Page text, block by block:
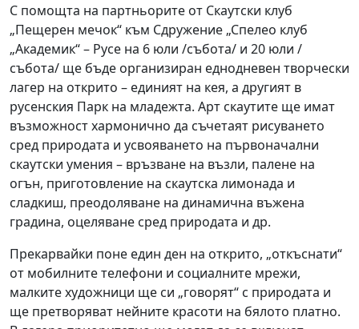
С помощта на партньорите от Скаутски клуб
„Пещерен мечок“ към Сдружение „Спелео клуб
„Академик“ – Русе на 6 юли /събота/ и 20 юли /
събота/ ще бъде организиран еднодневен творчески
лагер на открито – единият на кея, а другият в
русенския Парк на младежта. Арт скаутите ще имат
възможност хармонично да съчетаят рисуването
сред природата и усвояването на първоначални
скаутски умения – връзване на възли, палене на
огън, приготовление на скаутска лимонада и
сладкиш, преодоляване на динамична въжена
градина, оцеляване сред природата и др.
Прекарвайки поне един ден на открито, „откъснати“
от мобилните телефони и социалните мрежи,
малките художници ще си „говорят“ с природата и
ще претворяват нейните красоти на бялото платно.